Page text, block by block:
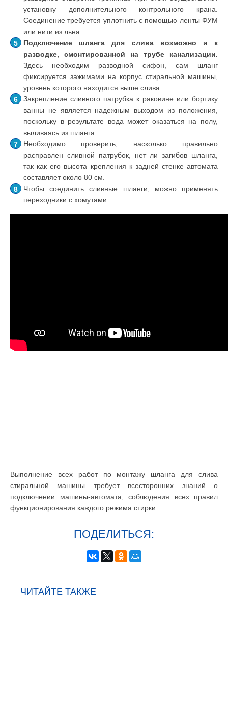
установку дополнительного контрольного крана.
Соединение требуется уплотнить с помощью ленты ФУМ
или нити из льна.
Подключение шланга для слива возможно и к
разводке, смонтированной на трубе канализации.
Здесь необходим разводной сифон, сам шланг
фиксируется зажимами на корпус стиральной машины,
уровень которого находится выше слива.
Закрепление сливного патрубка к раковине или бортику
ванны не является надежным выходом из положения,
поскольку в результате вода может оказаться на полу,
выливаясь из шланга.
Необходимо проверить, насколько правильно
расправлен сливной патрубок, нет ли загибов шланга,
так как его высота крепления к задней стенке автомата
составляет около 80 см.
Чтобы соединить сливные шланги, можно применять
переходники с хомутами.
Выполнение всех работ по монтажу шланга для слива
стиральной машины требует всесторонних знаний о
подключении машины-автомата, соблюдения всех правил
функционирования каждого режима стирки.
ПОДЕЛИТЬСЯ:
ЧИТАЙТЕ ТАКЖЕ